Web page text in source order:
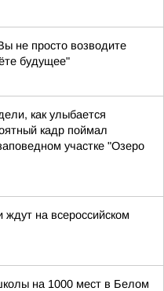
не просто возводите
будущее"
как улыбается
кадр поймал
участке "Озеро
ждут на всероссийском
на 1000 мест в Белом